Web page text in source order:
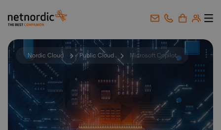
NetNordic Norway
Nordic Cloud Public Cloud Microsoft Copilot